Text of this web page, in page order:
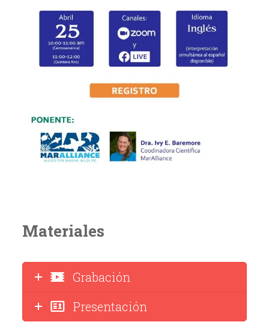
Materiales
Grabación
Presentación